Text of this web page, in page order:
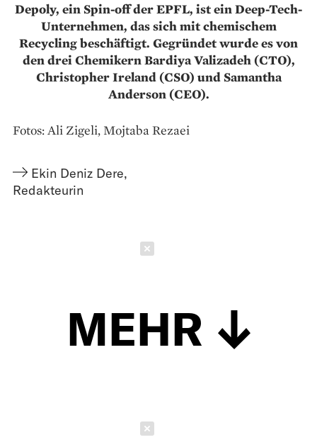
Depoly, ein Spin-off der EPFL, ist ein Deep-Tech-
Unternehmen, das sich mit chemischem
Recycling beschäftigt. Gegründet wurde es von
den drei Chemikern Bardiya Valizadeh (CTO),
Christopher Ireland (CSO) und Samantha
Anderson (CEO).
Fotos: Ali Zigeli, Mojtaba Rezaei
Ekin Deniz Dere,
Redakteurin
MEHR